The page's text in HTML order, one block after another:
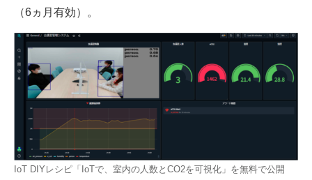
（6ヵ月有効）。
IoT DIYレシピ「IoTで、室内の人数とCO2を可視化」を無料で公開